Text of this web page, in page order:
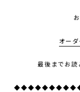
オー
最後までお読